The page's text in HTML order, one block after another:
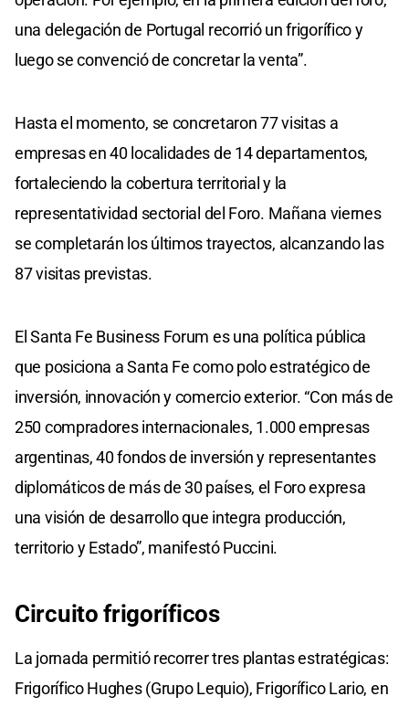
una delegación de Portugal recorrió un frigorífico y
luego se convenció de concretar la venta”.
Hasta el momento, se concretaron 77 visitas a
empresas en 40 localidades de 14 departamentos,
fortaleciendo la cobertura territorial y la
representatividad sectorial del Foro. Mañana viernes
se completarán los últimos trayectos, alcanzando las
87 visitas previstas.
El Santa Fe Business Forum es una política pública
que posiciona a Santa Fe como polo estratégico de
inversión, innovación y comercio exterior. “Con más de
250 compradores internacionales, 1.000 empresas
argentinas, 40 fondos de inversión y representantes
diplomáticos de más de 30 países, el Foro expresa
una visión de desarrollo que integra producción,
territorio y Estado”, manifestó Puccini.
Circuito frigoríficos
La jornada permitió recorrer tres plantas estratégicas:
Frigorífico Hughes (Grupo Lequio), Frigorífico Lario, en